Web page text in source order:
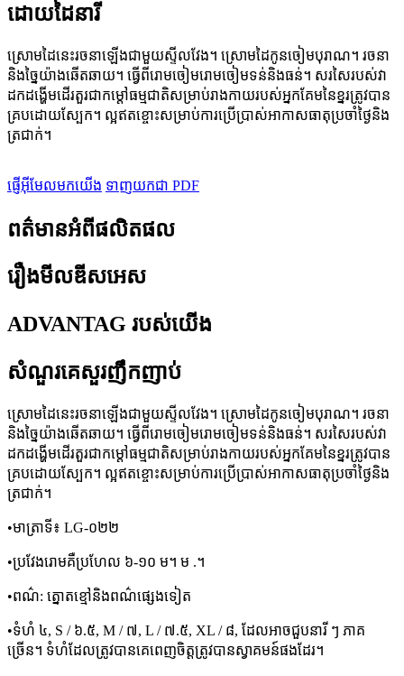
ដោយដៃនារី
ស្រោមដៃនេះរចនាឡើងជាមួយស្ទីលវែង។ ស្រោមដៃកូនចៀមបុរាណ។ រចនា
និងច្នៃយ៉ាងឆើតឆាយ។ ធ្វើពីរោមចៀមរោមចៀមទន់និងធន់។ សរសៃរបស់វា
ដកដង្ហើមដើរតួរជាកម្តៅធម្មជាតិសម្រាប់រាងកាយរបស់អ្នកគែមនៃខ្នរត្រូវបាន
គ្របដោយស្បែក។ ល្អឥតខ្ចោះសម្រាប់ការប្រើប្រាស់អាកាសធាតុប្រចាំថ្ងៃនិង
ត្រជាក់។
ផ្ញើអ៊ីមែលមកយើង ទាញយកជា PDF
ពត៌មានអំពីផលិតផល
រឿងមីលឌីសអេស
ADVANTAG របស់យើង
សំណួរគេសួរញឹកញាប់
ស្រោមដៃនេះរចនាឡើងជាមួយស្ទីលវែង។ ស្រោមដៃកូនចៀមបុរាណ។ រចនា
និងច្នៃយ៉ាងឆើតឆាយ។ ធ្វើពីរោមចៀមរោមចៀមទន់និងធន់។ សរសៃរបស់វា
ដកដង្ហើមដើរតួរជាកម្តៅធម្មជាតិសម្រាប់រាងកាយរបស់អ្នកគែមនៃខ្នរត្រូវបាន
គ្របដោយស្បែក។ ល្អឥតខ្ចោះសម្រាប់ការប្រើប្រាស់អាកាសធាតុប្រចាំថ្ងៃនិង
ត្រជាក់។
•មាត្រាទី៖ LG-០២២
•ប្រវែងរោមគឺប្រហែល ៦-១០ ម។ ម .។
•ពណ៌: ត្នោតខ្មៅនិងពណ៌ផ្សេងទៀត
•ទំហំ ៤, S / ៦.៥, M / ៧, L / ៧.៥, XL / ៨, ដែលអាចជួបនារី ៗ ភាគ
ច្រើន។ ទំហំដែលត្រូវបានគេពេញចិត្តត្រូវបានស្វាគមន៍ផងដែរ។